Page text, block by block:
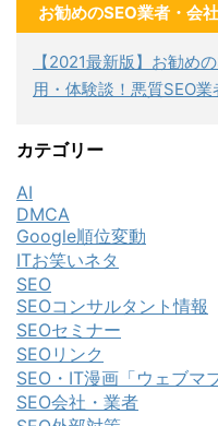
お勧めのSEO業者・会
【2021最新版】お勧め
用・体験談！悪質SEO業
カテゴリー
AI
DMCA
Google順位変動
ITお笑いネタ
SEO
SEOコンサルタント情報
SEOセミナー
SEOリンク
SEO・IT漫画「ウェブマ
SEO会社・業者